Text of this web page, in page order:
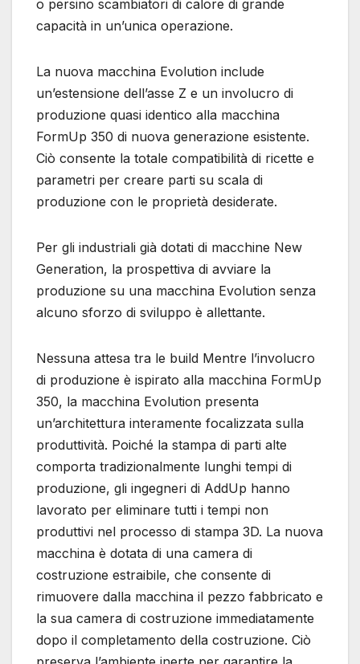
o persino scambiatori di calore di grande
capacità in un’unica operazione.
La nuova macchina Evolution include
un’estensione dell’asse Z e un involucro di
produzione quasi identico alla macchina
FormUp 350 di nuova generazione esistente.
Ciò consente la totale compatibilità di ricette e
parametri per creare parti su scala di
produzione con le proprietà desiderate.
Per gli industriali già dotati di macchine New
Generation, la prospettiva di avviare la
produzione su una macchina Evolution senza
alcuno sforzo di sviluppo è allettante.
Nessuna attesa tra le build Mentre l’involucro
di produzione è ispirato alla macchina FormUp
350, la macchina Evolution presenta
un’architettura interamente focalizzata sulla
produttività. Poiché la stampa di parti alte
comporta tradizionalmente lunghi tempi di
produzione, gli ingegneri di AddUp hanno
lavorato per eliminare tutti i tempi non
produttivi nel processo di stampa 3D. La nuova
macchina è dotata di una camera di
costruzione estraibile, che consente di
rimuovere dalla macchina il pezzo fabbricato e
la sua camera di costruzione immediatamente
dopo il completamento della costruzione. Ciò